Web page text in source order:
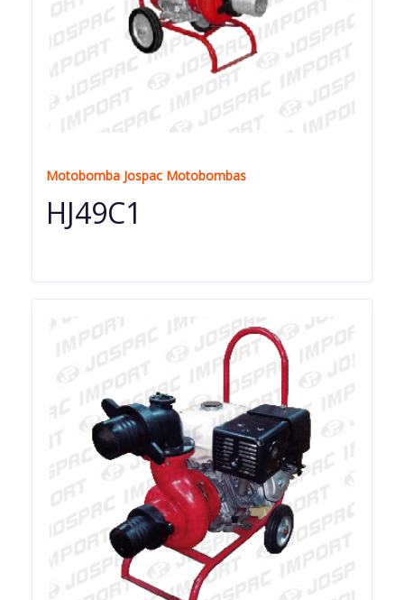
Motobomba Jospac Motobombas
HJ49C1